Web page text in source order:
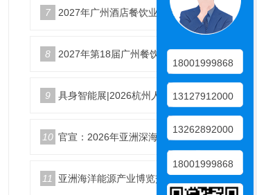
7 2027年广州酒店餐饮业博览会|广州餐博会
8 2027年第18届广州餐饮食材展览会
9 具身智能展|2026杭州人形机器人展|仿生机器人展5月启幕
10 官宣：2026年亚洲深海开发与海底作业装备博览交易会
11 亚洲海洋能源产业博览交易会2026年12月18日举办
18001999868
13127912000
13262892000
18001999868